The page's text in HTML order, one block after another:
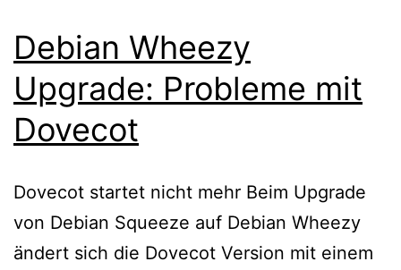
Debian Wheezy
Upgrade: Probleme mit
Dovecot
Dovecot startet nicht mehr Beim Upgrade
von Debian Squeeze auf Debian Wheezy
ändert sich die Dovecot Version mit einem